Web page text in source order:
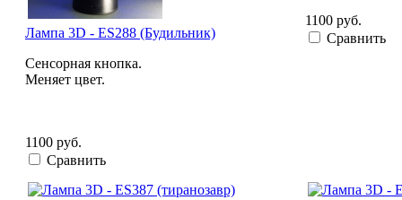
Лампа 3D - ES288 (Будильник)
Сенсорная кнопка.
Меняет цвет.
1100 руб.
Сравнить
1100 руб.
Сравнить